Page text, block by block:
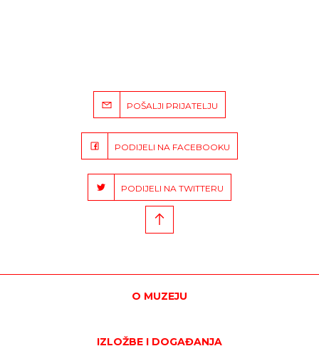
POŠALJI PRIJATELJU
PODIJELI NA FACEBOOKU
PODIJELI NA TWITTERU
O MUZEJU
IZLOŽBE I DOGAĐANJA